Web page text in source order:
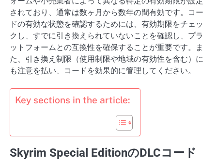
されており、通常は数ヶ月から数年の間有効です。コー
ドの有効な状態を確認するためには、有効期限をチェッ
クし、すでに引き換えられていないことを確認し、プラ
ットフォームとの互換性を確保することが重要です。ま
た、引き換え制限（使用制限や地域の有効性を含む）に
も注意を払い、コードを効果的に管理してください。
Key sections in the article:
Skyrim Special EditionのDLCコード